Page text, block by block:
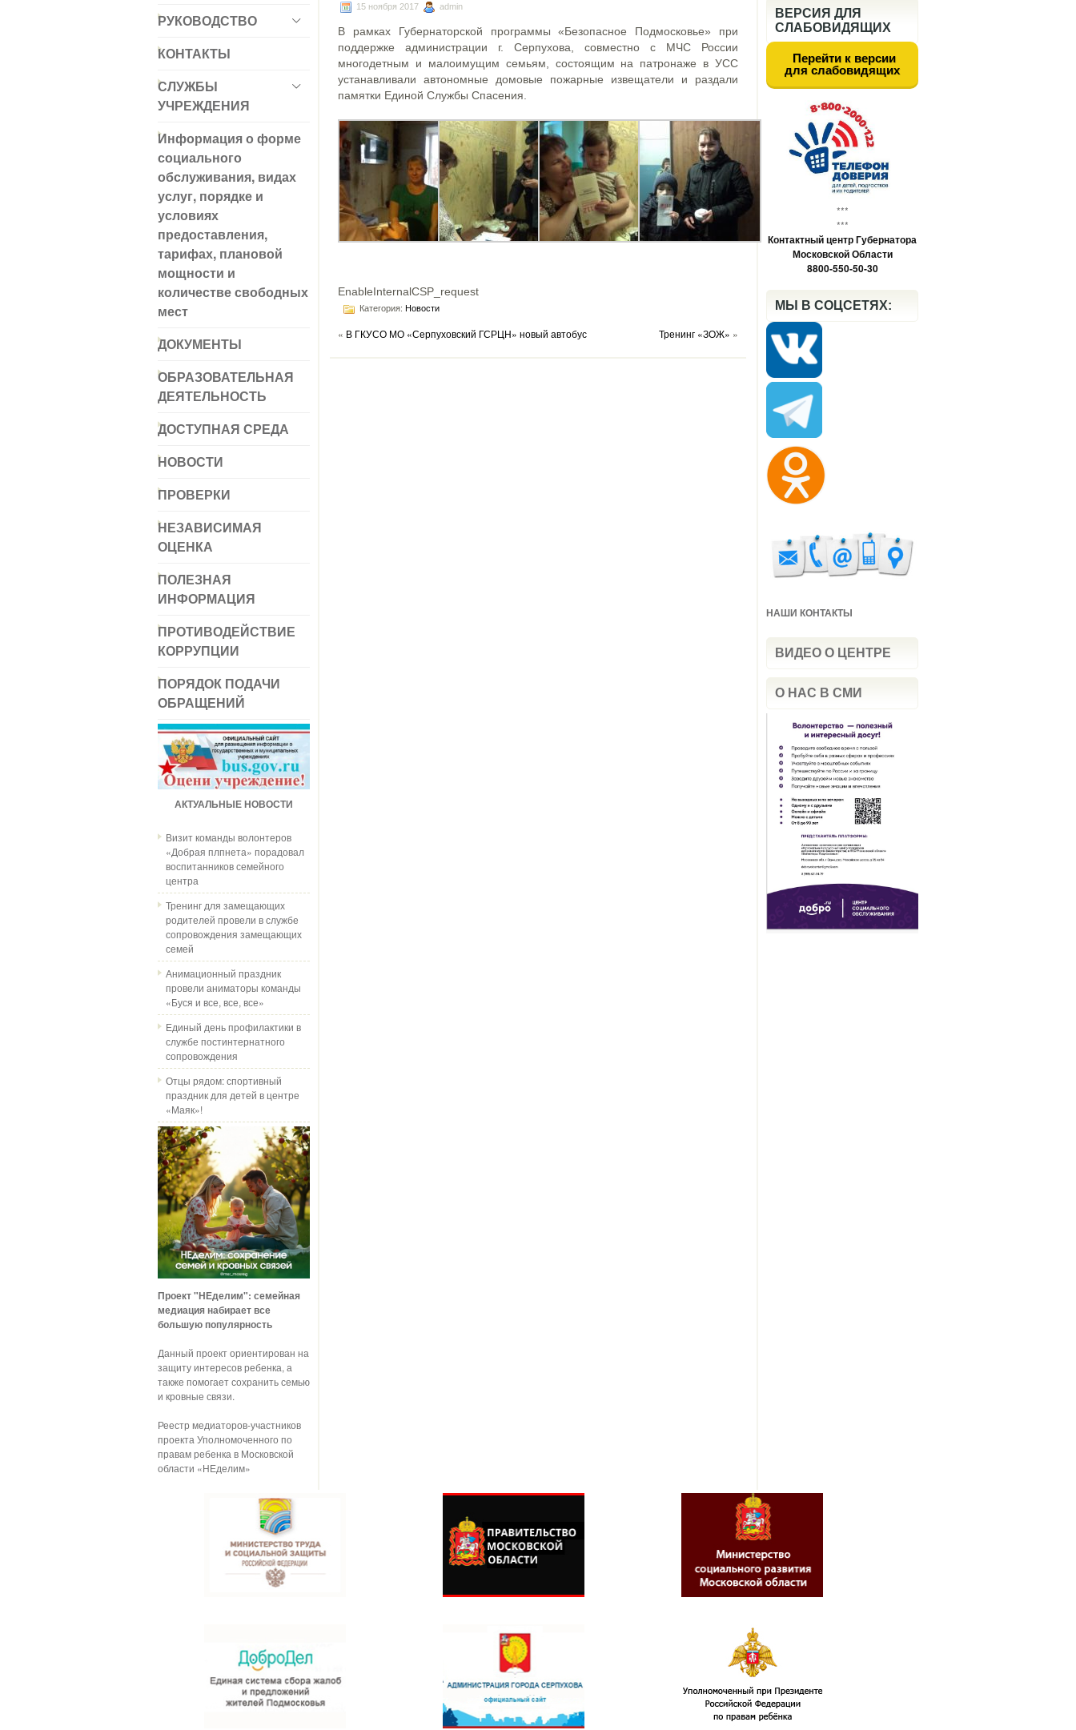
РУКОВОДСТВО
КОНТАКТЫ
СЛУЖБЫ
УЧРЕЖДЕНИЯ
Информация о форме
социального
обслуживания, видах
услуг, порядке и
условиях
предоставления,
тарифах, плановой
мощности и
количестве свободных
мест
ДОКУМЕНТЫ
ОБРАЗОВАТЕЛЬНАЯ
ДЕЯТЕЛЬНОСТЬ
ДОСТУПНАЯ СРЕДА
НОВОСТИ
ПРОВЕРКИ
НЕЗАВИСИМАЯ
ОЦЕНКА
ПОЛЕЗНАЯ
ИНФОРМАЦИЯ
ПРОТИВОДЕЙСТВИЕ
КОРРУПЦИИ
ПОРЯДОК ПОДАЧИ
ОБРАЩЕНИЙ
АКТУАЛЬНЫЕ НОВОСТИ
Визит команды волонтеров
«Добрая плпнета» порадовал
воспитанников семейного
центра
Тренинг для замещающих
родителей провели в службе
сопровождения замещающих
семей
Анимационный праздник
провели аниматоры команды
«Буся и все, все, все»
Единый день профилактики в
службе постинтернатного
сопровождения
Отцы рядом: спортивный
праздник для детей в центре
«Маяк»!
Проект "НЕделим": семейная
медиация набирает все
большую популярность
Данный проект ориентирован на
защиту интересов ребенка, а
также помогает сохранить семью
и кровные связи.
Реестр медиаторов-участников
проекта Уполномоченного по
правам ребенка в Московской
области «НЕделим»
15 ноября 2017 admin
В рамках Губернаторской программы «Безопасное Подмосковье» при
поддержке администрации г. Серпухова, совместно с МЧС России
многодетным и малоимущим семьям, состоящим на патронаже в УСС
устанавливали автономные домовые пожарные извещатели и раздали
памятки Единой Службы Спасения.
EnableInternalCSP_request
Категория: Новости
« В ГКУСО МО «Серпуховский ГСРЦН» новый автобус Тренинг «ЗОЖ» »
ВЕРСИЯ ДЛЯ
СЛАБОВИДЯЩИХ
Перейти к версии
для слабовидящих
***
***
Контактный центр Губернатора
Московской Области
8800-550-50-30
МЫ В СОЦСЕТЯХ:
НАШИ КОНТАКТЫ
ВИДЕО О ЦЕНТРЕ
О НАС В СМИ